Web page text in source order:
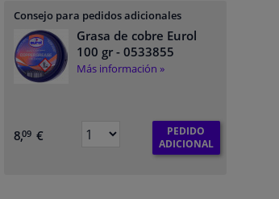
Consejo para pedidos adicionales
Grasa de cobre Eurol
100 gr- 0533855
Más información »
8,09 €
PEDIDO
ADICIONAL